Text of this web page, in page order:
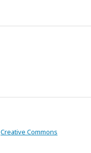
Creative Commons